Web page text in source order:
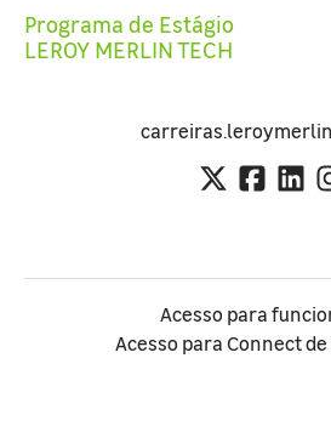
Programa de Estágio
LEROY MERLIN TECH
Acesso para
Acesso para Connect